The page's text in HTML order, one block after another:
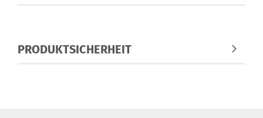
PRODUKTSICHERHEIT